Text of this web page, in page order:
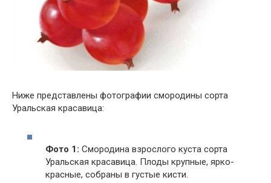
Ниже представлены фотографии смородины сорта
Уральская красавица:
Фото 1: Смородина взрослого куста сорта
Уральская красавица. Плоды крупные, ярко-
красные, собраны в густые кисти.